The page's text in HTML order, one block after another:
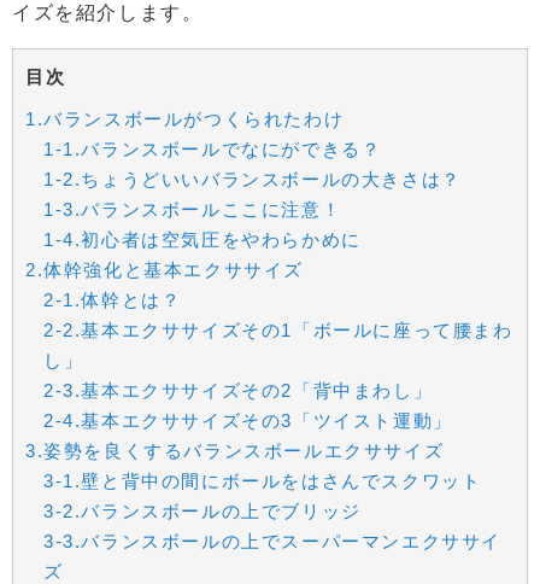
イズを紹介します。
目次
1.バランスボールがつくられたわけ
1-1.バランスボールでなにができる？
1-2.ちょうどいいバランスボールの大きさは？
1-3.バランスボールここに注意！
1-4.初心者は空気圧をやわらかめに
2.体幹強化と基本エクササイズ
2-1.体幹とは？
2-2.基本エクササイズその1「ボールに座って腰まわ
し」
2-3.基本エクササイズその2「背中まわし」
2-4.基本エクササイズその3「ツイスト運動」
3.姿勢を良くするバランスボールエクササイズ
3-1.壁と背中の間にボールをはさんでスクワット
3-2.バランスボールの上でブリッジ
3-3.バランスボールの上でスーパーマンエクササイ
ズ